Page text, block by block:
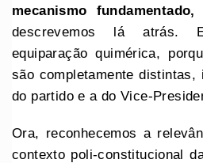
mecanismo
descrevemos lá atrás.
equiparação quimérica,
são completamente
do partido e a do Vice-
Ora, reconhecemos a
contexto poli-constitucional